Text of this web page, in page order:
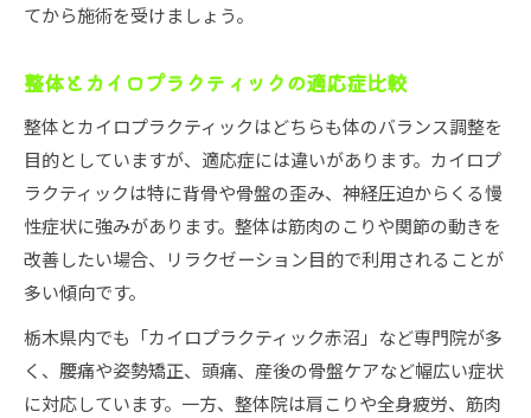
てから施術を受けましょう。
整体とカイロプラクティックの適応症比較
整体とカイロプラクティックはどちらも体のバランス調整を
目的としていますが、適応症には違いがあります。カイロプ
ラクティックは特に背骨や骨盤の歪み、神経圧迫からくる慢
性症状に強みがあります。整体は筋肉のこりや関節の動きを
改善したい場合、リラクゼーション目的で利用されることが
多い傾向です。
栃木県内でも「カイロプラクティック赤沼」など専門院が多
く、腰痛や姿勢矯正、頭痛、産後の骨盤ケアなど幅広い症状
に対応しています。一方、整体院は肩こりや全身疲労、筋肉